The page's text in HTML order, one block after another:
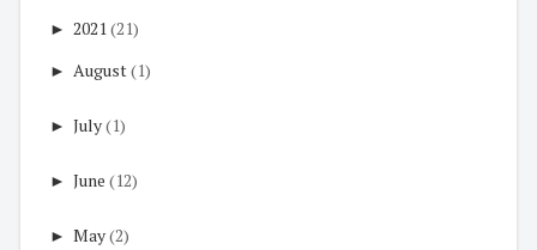
► 2021 (21)
► August(1)
► July(1)
► June (12)
► May(2)